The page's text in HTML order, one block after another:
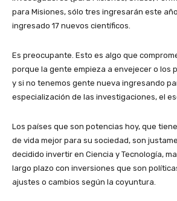
para Misiones, sólo tres ingresarán este
ingresado 17 nuevos científicos.
Es preocupante. Esto es algo que
porque la gente empieza a envejecer o los
y si no tenemos gente nueva ingresando
especialización de las investigaciones, el
Los países que son potencias hoy, que
de vida mejor para su sociedad, son
decidido invertir en Ciencia y Tecnología,
largo plazo con inversiones que son
ajustes o cambios según la coyuntura.